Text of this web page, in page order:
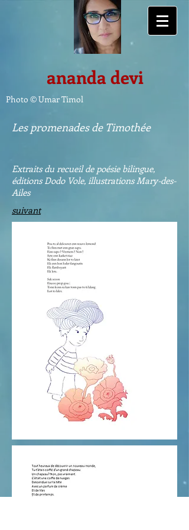
ananda devi
Photo © Umar Timol
Les promenades de Timothée
Extraits du recueil de poésie bilingue,
éditions Dodo Vole, illustrations Mary-des-
Ailes
suivant